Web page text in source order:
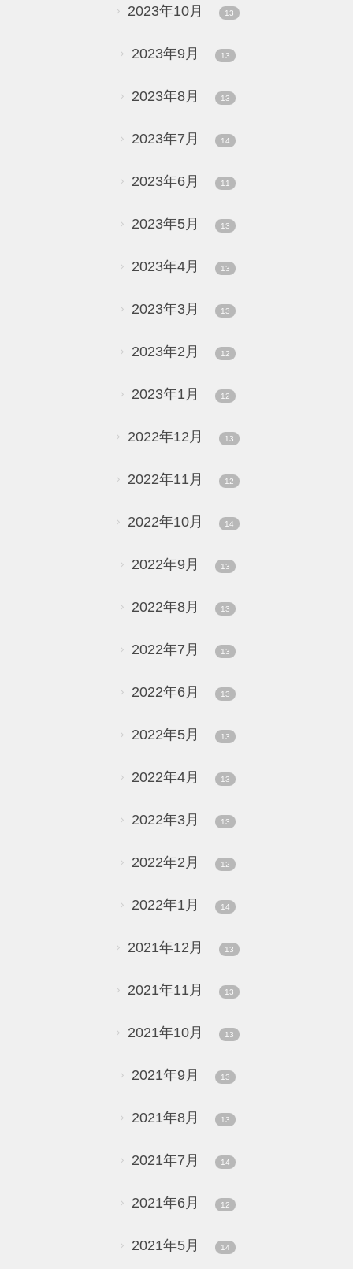
2023年10月 13
2023年9月 13
2023年8月 13
2023年7月 14
2023年6月 11
2023年5月 13
2023年4月 13
2023年3月 13
2023年2月 12
2023年1月 12
2022年12月 13
2022年11月 12
2022年10月 14
2022年9月 13
2022年8月 13
2022年7月 13
2022年6月 13
2022年5月 13
2022年4月 13
2022年3月 13
2022年2月 12
2022年1月 14
2021年12月 13
2021年11月 13
2021年10月 13
2021年9月 13
2021年8月 13
2021年7月 14
2021年6月 12
2021年5月 14